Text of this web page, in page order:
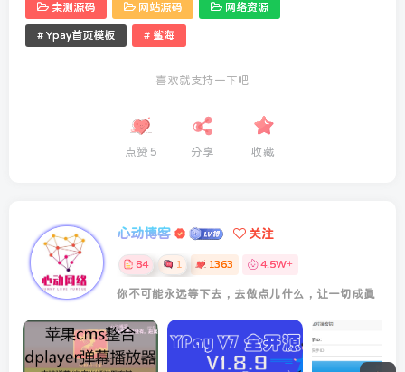
亲测源码 网站源码 网络资源
# Ypay首页模板 # 鲨海
喜欢就支持一下吧
点赞 5 分享 收藏
心动博客 关注
84 1 1363 4.5W+
你不可能永远等下去，去做点儿什么，让一切成真